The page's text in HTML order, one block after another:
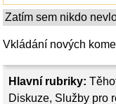
Hlavní rubriky:
Diskuze, Služby pro
Zatím sem nikdo
Vkládání nových